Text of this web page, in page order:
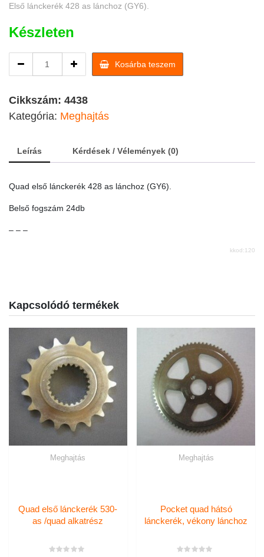
Első lánckerék 428 as lánchoz (GY6).
Készleten
lánckerék
quantity
Kosárba teszem
Cikkszám: 4438
Kategória: Meghajtás
Leírás Kérdések / Vélemények (0)
Quad első lánckerék 428 as lánchoz (GY6).
Belső fogszám 24db
– – –
kkod:120
Kapcsolódó termékek
Meghajtás
Quad első lánckerék 530-
as /quad alkatrész
Meghajtás
Pocket quad hátsó
lánckerék, vékony lánchoz